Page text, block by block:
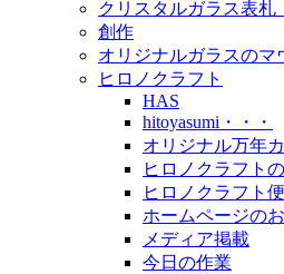
クリスタルガラス表札
創作
オリジナルガラスのマ
ヒロノクラフト
HAS
hitoyasumi・・・
オリジナル万年
ヒロノクラフト
ヒロノクラフト
ホームページの
メディア掲載
今日の作業